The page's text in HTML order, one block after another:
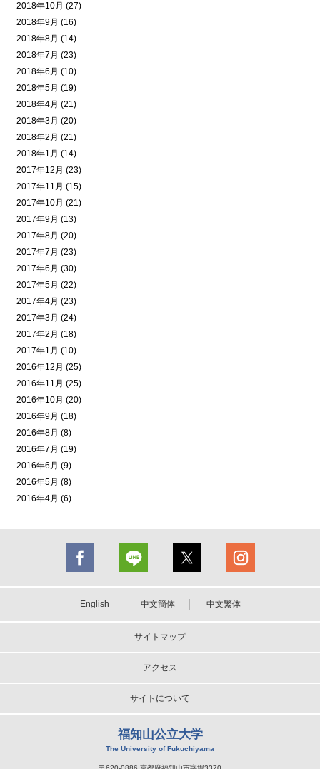
2018年10月 (27)
2018年9月 (16)
2018年8月 (14)
2018年7月 (23)
2018年6月 (10)
2018年5月 (19)
2018年4月 (21)
2018年3月 (20)
2018年2月 (21)
2018年1月 (14)
2017年12月 (23)
2017年11月 (15)
2017年10月 (21)
2017年9月 (13)
2017年8月 (20)
2017年7月 (23)
2017年6月 (30)
2017年5月 (22)
2017年4月 (23)
2017年3月 (24)
2017年2月 (18)
2017年1月 (10)
2016年12月 (25)
2016年11月 (25)
2016年10月 (20)
2016年9月 (18)
2016年8月 (8)
2016年7月 (19)
2016年6月 (9)
2016年5月 (8)
2016年4月 (6)
English 中文簡体 中文繁体
サイトマップ
アクセス
サイトについて
福知山公立大学
The University of Fukuchiyama